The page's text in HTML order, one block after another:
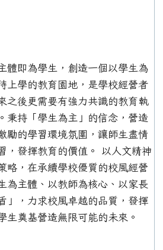
體即為學生，創造一個以學生為
上學的教育園地，是學校經營者
之後更需要有強力共識的教育執
秉持「學生為主」的信念，營造
勵的學習環境氛圍，讓師生盡情
，發揮教育的價值。 以人文精神
略，在承續學校優質的校風經營
為主體、以教師為核心、以家長
」，力求校風卓越的品質，發揮
生奠基營造無限可能的未來。